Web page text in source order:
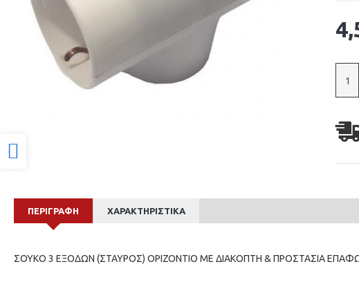
Προσβασιμότητα
ΠΕΡΙΓΡΑΦΉ ΧΑΡΑΚΤΗΡΙΣΤΙΚΆ
ΣΟΥΚΟ 3 ΕΞΟΔΩΝ (ΣΤΑΥΡΟΣ) ΟΡΙΖΟΝΤΙΟ ΜΕ ΔΙΑΚΟΠΤΗ & ΠΡΟΣΤΑΣΙΑ